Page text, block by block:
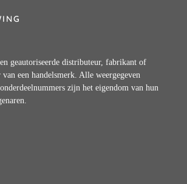
geautoriseerde distributeur, fabrikant of
een handelsmerk. Alle weergegeven
zijn het eigendom van hun